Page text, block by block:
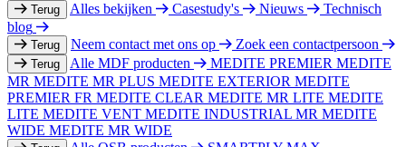
Terug Alles bekijken Casestudy's Nieuws
Technisch
blog
Terug Neem contact met ons op Zoek een contactpersoon
Terug Alle MDF producten MEDITE PREMIER MEDITE
MR MEDITE MR PLUS MEDITE EXTERIOR MEDITE
PREMIER FR MEDITE CLEAR MEDITE MR LITE MEDITE
LITE MEDITE VENT MEDITE INDUSTRIAL MR MEDITE
WIDE MEDITE MR WIDE